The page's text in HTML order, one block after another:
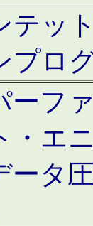
テッ
プロ
ーフ
・エ
ータ